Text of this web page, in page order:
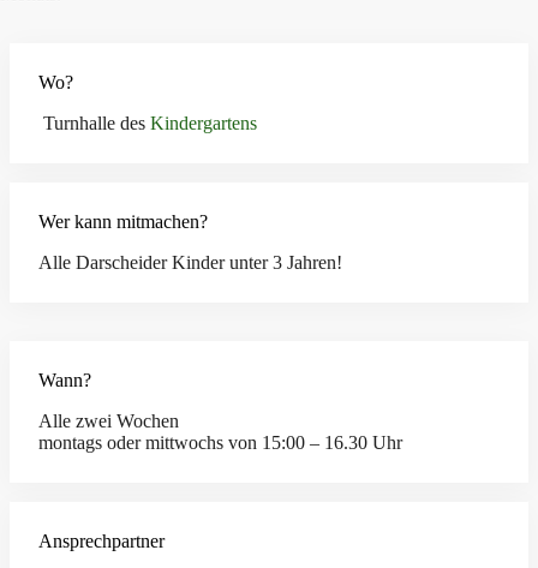
Wo?
Turnhalle des Kindergartens
Wer kann mitmachen?
Alle Darscheider Kinder unter 3 Jahren!
Wann?
Alle zwei Wochen
montags oder mittwochs von 15:00 – 16.30 Uhr
Ansprechpartner